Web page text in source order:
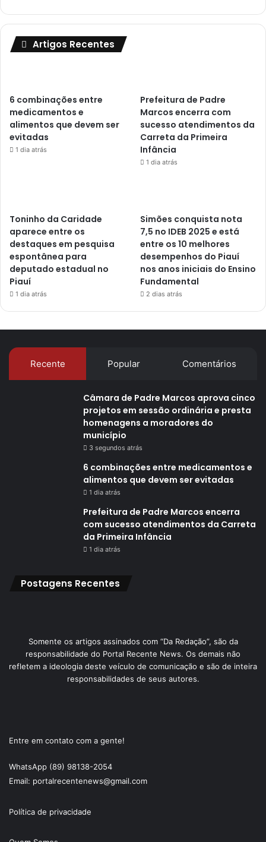
Artigos Recentes
6 combinações entre
medicamentos e
alimentos que devem ser
evitadas
1 dia atrás
Prefeitura de Padre
Marcos encerra com
sucesso atendimentos da
Carreta da Primeira
Infância
1 dia atrás
Toninho da Caridade
aparece entre os
destaques em pesquisa
espontânea para
deputado estadual no
Piauí
1 dia atrás
Simões conquista nota
7,5 no IDEB 2025 e está
entre os 10 melhores
desempenhos do Piauí
nos anos iniciais do Ensino
Fundamental
2 dias atrás
Recente Popular Comentários
Câmara de Padre Marcos aprova cinco
projetos em sessão ordinária e presta
homenagens a moradores do
município
3 segundos atrás
6 combinações entre medicamentos e
alimentos que devem ser evitadas
1 dia atrás
Prefeitura de Padre Marcos encerra
com sucesso atendimentos da Carreta
da Primeira Infância
1 dia atrás
Postagens Recentes
Somente os artigos assinados com “Da Redação”, são da
responsabilidade do Portal Recente News. Os demais não
refletem a ideologia deste veículo de comunicação e são de inteira
responsabilidades de seus autores.
Entre em contato com a gente!
WhatsApp (89) 98138-2054
Email: portalrecentenews@gmail.com
Política de privacidade